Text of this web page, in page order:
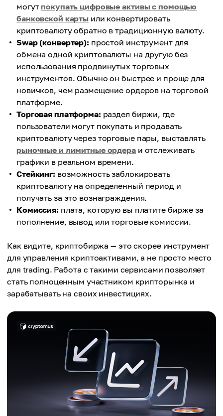
могутпокупать цифровые активы с помощью
банковской карты или конвертировать
криптовалюту обратно в традиционную валюту.
Swap (конвертер): простой инструмент для
обмена одной криптовалюты на другую без
использования продвинутых торговых
инструментов. Обычно он быстрее и проще для
новичков, чем размещение ордеров на торговой
платформе.
Торговая платформа: раздел биржи, где
пользователи могут покупать и продавать
криптовалюту через торговые пары, выставлять
рыночные и лимитные ордераи отслеживать
графики в реальном времени.
Стейкинг: возможность заблокировать
криптовалюту на определенный период и
получать за это вознаграждения.
Комиссия: плата, которую вы платите бирже за
пополнение, вывод или торговые комиссии.
Как видите, криптобиржа — это скорее инструмент
для управления криптоактивами, а не просто место
для trading. Работа с такими сервисами позволяет
стать полноценным участником крипторынка и
зарабатывать на своих инвестициях.